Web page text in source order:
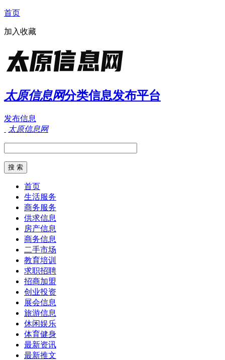
首页
加入收藏
太原信息网分类信息发布平台
发布信息
太原信息网
首页
生活服务
商务服务
供求信息
房产信息
商务信息
二手市场
教育培训
求职招聘
招商加盟
创业投资
展会信息
旅游信息
休闲娱乐
体育健身
最新资讯
最新推文